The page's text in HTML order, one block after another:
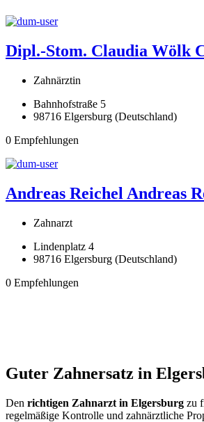
Dipl.-Stom. Claudia Wölk
Zahnärztin
Bahnhofstraße 5
98716 Elgersburg (Deutschland)
0 Empfehlungen
Andreas Reichel Andreas
Zahnarzt
Lindenplatz 4
98716 Elgersburg (Deutschland)
0 Empfehlungen
Guter Zahnersatz in
Den richtigen Zahnarzt in Elgersburg zu
regelmäßige Kontrolle und zahnärztliche